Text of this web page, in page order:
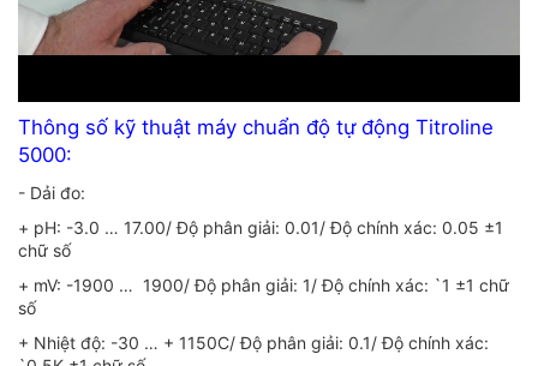
Thông số kỹ thuật máy chuẩn độ tự động Titroline
5000:
- Dải đo:
+ pH: -3.0 … 17.00/ Độ phân giải: 0.01/ Độ chính xác: 0.05 ±1
chữ số
+ mV: -1900 … 1900/ Độ phân giải: 1/ Độ chính xác: `1 ±1 chữ
số
+ Nhiệt độ: -30 … + 1150C/ Độ phân giải: 0.1/ Độ chính xác: